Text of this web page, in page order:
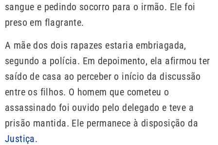
sangue e pedindo socorro para o irmão. Ele foi
preso em flagrante.
A mãe dos dois rapazes estaria embriagada,
segundo a polícia. Em depoimento, ela afirmou ter
saído de casa ao perceber o início da discussão
entre os filhos. O homem que cometeu o
assassinado foi ouvido pelo delegado e teve a
prisão mantida. Ele permanece à disposição da
Justiça.